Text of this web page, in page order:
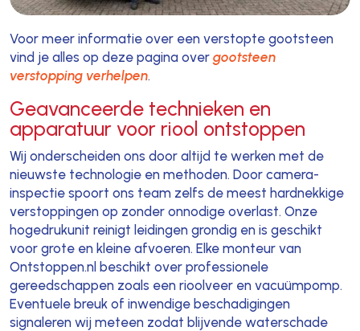
Voor meer informatie over een verstopte gootsteen
vind je alles op deze pagina over gootsteen
verstopping verhelpen.
Geavanceerde technieken en
apparatuur voor riool ontstoppen
Wij onderscheiden ons door altijd te werken met de
nieuwste technologie en methoden. Door camera-
inspectie spoort ons team zelfs de meest hardnekkige
verstoppingen op zonder onnodige overlast. Onze
hogedrukunit reinigt leidingen grondig en is geschikt
voor grote en kleine afvoeren. Elke monteur van
Ontstoppen.nl beschikt over professionele
gereedschappen zoals een rioolveer en vacuümpomp.
Eventuele breuk of inwendige beschadigingen
signaleren wij meteen zodat blijvende waterschade